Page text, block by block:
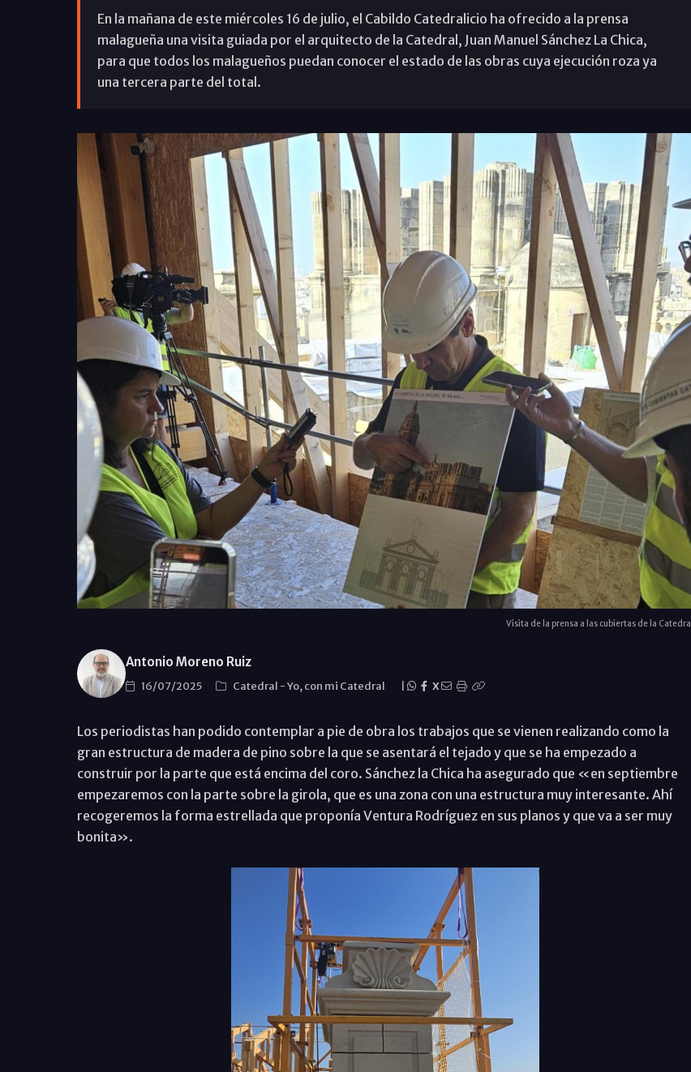
En la mañana de este miércoles 16 de julio, el Cabildo Catedralicio ha ofrecido a la prensa
malagueña una visita guiada por el arquitecto de la Catedral, Juan Manuel Sánchez La Chica,
para que todos los malagueños puedan conocer el estado de las obras cuya ejecución roza ya
una tercera parte del total.
Visita de la prensa a las cubiertas de la Catedral
Antonio Moreno Ruiz
16/07/2025 Catedral -Yo, con mi Catedral X
Los periodistas han podido contemplar a pie de obra los trabajos que se vienen realizando como la
gran estructura de madera de pino sobre la que se asentará el tejado y que se ha empezado a
construir por la parte que está encima del coro. Sánchez la Chica ha asegurado que «en septiembre
empezaremos con la parte sobre la girola, que es una zona con una estructura muy interesante. Ahí
recogeremos la forma estrellada que proponía Ventura Rodríguez en sus planos y que va a ser muy
bonita».